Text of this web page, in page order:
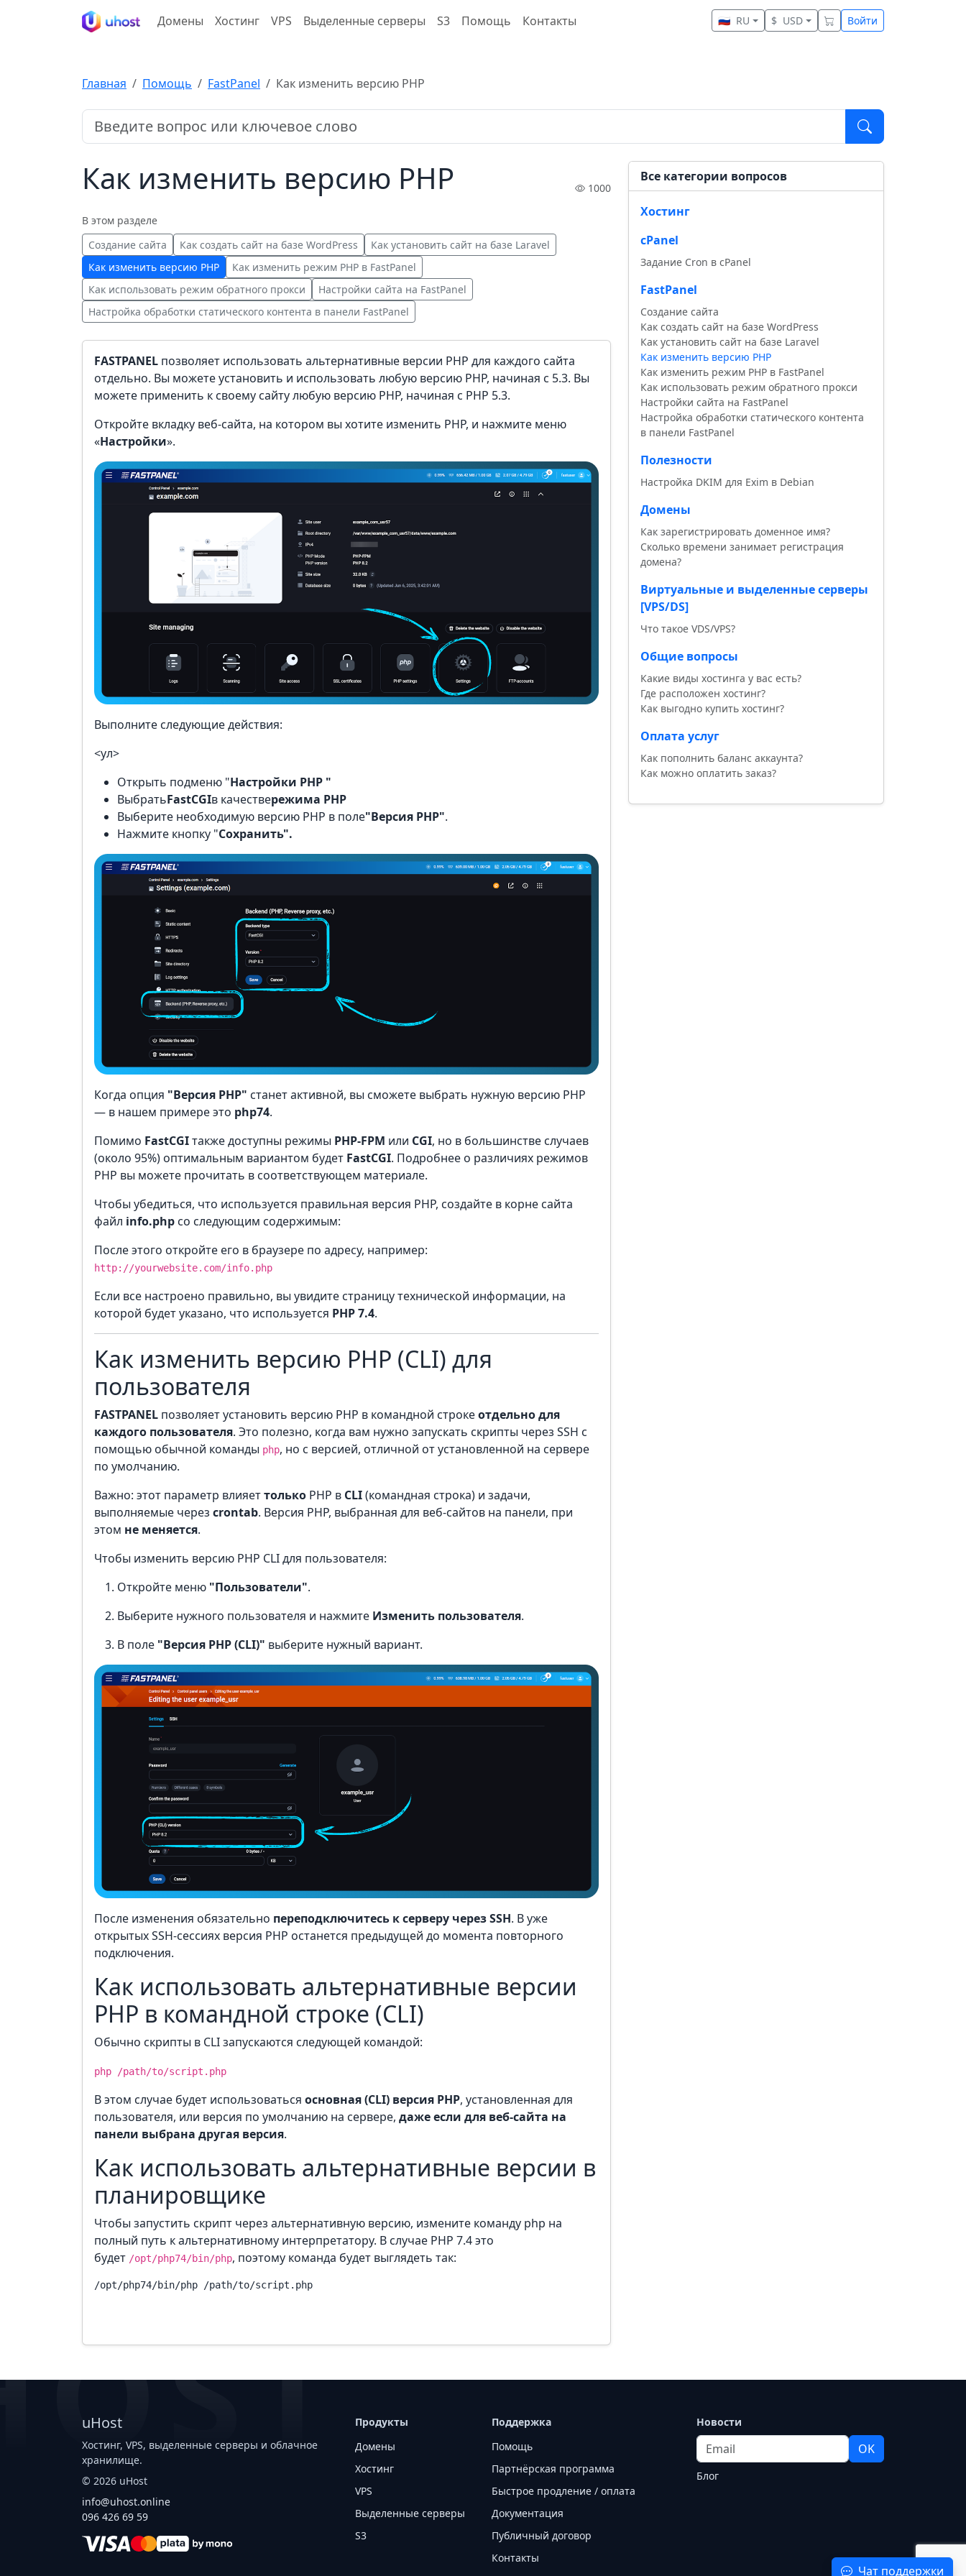
Домены Хостинг VPS Выделенные серверы S3 Помощь Контакты 🇷🇺 RU $ USD Войти
Главная Помощь FastPanel Как изменить версию PHP
Как изменить версию PHP 1000
В этом разделе
Создание сайта
Как создать сайт на базе WordPress
Как установить сайт на базе Laravel
Как изменить версию PHP
Как изменить режим PHP в FastPanel
Как использовать режим обратного прокси
Настройки сайта на FastPanel
Настройка обработки статического контента в панели FastPanel
FASTPANEL позволяет использовать альтернативные версии PHP для каждого сайта
отдельно. Вы можете установить и использовать любую версию PHP, начиная с 5.3. Вы
можете применить к своему сайту любую версию PHP, начиная с PHP 5.3.
Откройте вкладку веб-сайта, на котором вы хотите изменить PHP, и нажмите меню
«Настройки».
Выполните следующие действия:
<ул>
Открыть подменю "Настройки PHP "
ВыбратьFastCGIв качествережима PHP
Выберите необходимую версию PHP в поле"Версия PHP".
Нажмите кнопку "Сохранить".
Когда опция "Версия PHP" станет активной, вы сможете выбрать нужную версию PHP
— в нашем примере это php74.
Помимо FastCGIтакже доступны режимы PHP-FPM или CGI, но в большинстве случаев
(около 95%) оптимальным вариантом будет FastCGI. Подробнее о различиях режимов
PHP вы можете прочитать в соответствующем материале.
Чтобы убедиться, что используется правильная версия PHP, создайте в корне сайта
файл info.php со следующим содержимым:
После этого откройте его в браузере по адресу, например:
http://yourwebsite.com/info.php
Если все настроено правильно, вы увидите страницу технической информации, на
которой будет указано, что используется PHP 7.4.
Как изменить версию PHP (CLI) для
пользователя
FASTPANEL позволяет установить версию PHP в командной строкеотдельно для
каждого пользователя. Это полезно, когда вам нужно запускать скрипты через SSH с
помощью обычной команды php, но с версией, отличной от установленной на сервере
по умолчанию.
Важно: этот параметр влияеттолько PHP в CLI(командная строка) и задачи,
выполняемые через crontab. Версия PHP, выбранная для веб-сайтов на панели, при
этом не меняется.
Чтобы изменить версию PHP CLI для пользователя:
Откройте меню "Пользователи".
Выберите нужного пользователя и нажмите Изменить пользователя.
В поле "Версия PHP (CLI)" выберите нужный вариант.
После изменения обязательно переподключитесь к серверу через SSH. В уже
открытых SSH-сессиях версия PHP останется предыдущей до момента повторного
подключения.
Как использовать альтернативные версии
PHP в командной строке (CLI)
Обычно скрипты в CLI запускаются следующей командой:
php /path/to/script.php
В этом случае будет использоваться основная (CLI) версия PHP, установленная для
пользователя, или версия по умолчанию на сервере, даже если для веб-сайта на
панели выбрана другая версия.
Как использовать альтернативные версии в
планировщике
Чтобы запустить скрипт через альтернативную версию, измените команду php на
полный путь к альтернативному интерпретатору. В случае PHP 7.4 это
будет /opt/php74/bin/php, поэтому команда будет выглядеть так:
Все категории вопросов
Хостинг
cPanel
Задание Cron в cPanel
FastPanel
Создание сайта
Как создать сайт на базе WordPress
Как установить сайт на базе Laravel
Как изменить версию PHP
Как изменить режим PHP в FastPanel
Как использовать режим обратного прокси
Настройки сайта на FastPanel
Настройка обработки статического контента
в панели FastPanel
Полезности
Настройка DKIM для Exim в Debian
Домены
Как зарегистрировать доменное имя?
Сколько времени занимает регистрация
домена?
Виртуальные и выделенные серверы
[VPS/DS]
Что такое VDS/VPS?
Общие вопросы
Какие виды хостинга у вас есть?
Где расположен хостинг?
Как выгодно купить хостинг?
Оплата услуг
Как пополнить баланс аккаунта?
Как можно оплатить заказ?
uHost
Хостинг, VPS, выделенные серверы и облачное
хранилище.
© 2026 uHost
info@uhost.online
096 426 69 59
Продукты
Домены
Хостинг
VPS
Выделенные серверы
S3
Поддержка
Помощь
Партнёрская программа
Быстрое продление / оплата
Документация
Публичный договор
Контакты
Новости
Email OK
Блог
Чат поддержки